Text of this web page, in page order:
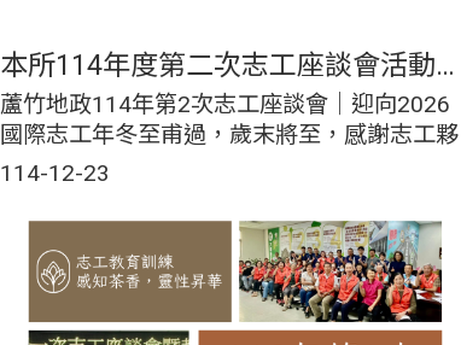
本所114年度第二次志工座談會活動花絮
114-12-23
蘆竹地政114年第2次志工座談會｜迎向2026
國際志工年冬至甫過，歲末將至，感謝志工夥
伴一年來在默默付出、溫暖服務。12月22日以
意，並提前為2026年「國際志工年」揭開序
幕。